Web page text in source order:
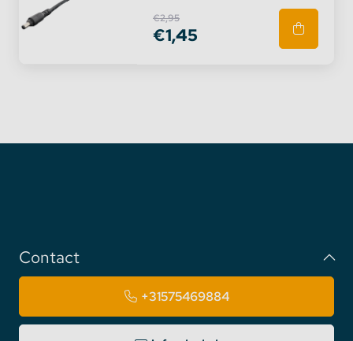
€2,95
€1,45
Contact
+31575469884